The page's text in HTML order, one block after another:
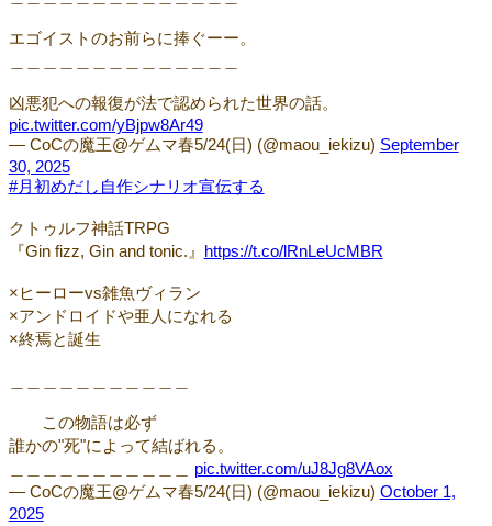
エゴイストのお前らに捧ぐーー。
凶悪犯への報復が法で認められた世界の話。
pic.twitter.com/yBjpw8Ar49
— CoCの魔王@ゲムマ春5/24(日) (@maou_iekizu) September
30, 2025
#月初めだし自作シナリオ宣伝する
クトゥルフ神話TRPG
『Gin fizz, Gin and tonic.』 https://t.co/lRnLeUcMBR
×ヒーローvs雑魚ヴィラン
×アンドロイドや亜人になれる
×終焉と誕生
この物語は必ず
誰かの"死"によって結ばれる。
pic.twitter.com/uJ8Jg8VAox
— CoCの魔王@ゲムマ春5/24(日) (@maou_iekizu) October 1,
2025